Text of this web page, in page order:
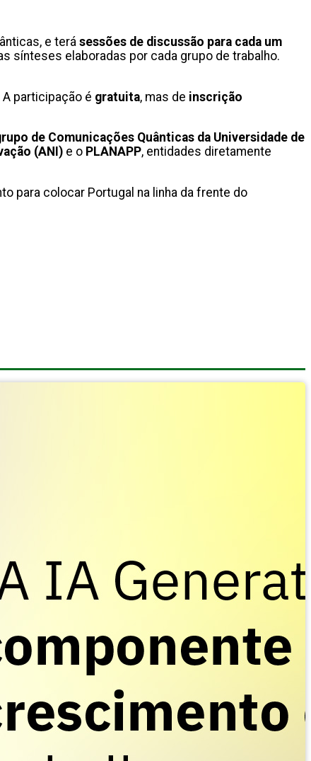
e terá sessões de discussão para cada um
sínteses elaboradas por cada grupo de trabalho.
participação é gratuita, mas de inscrição
de Comunicações Quânticas da Universidade de
(ANI) e o PLANAPP, entidades diretamente
para colocar Portugal na linha da frente do